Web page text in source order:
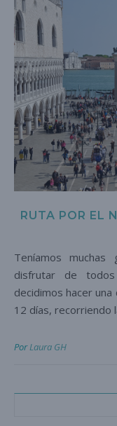
RUTA POR EL
Teníamos muchas ganas de conocer la bella Italia y
disfrutar de
decidimos hacer
12 días, recorriendo
PorLaura GH